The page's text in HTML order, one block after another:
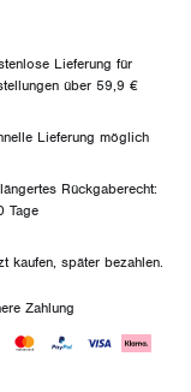
Lieferung für
über 59,9 €
Lieferung möglich
Rückgaberecht:
Tage
kaufen, später bezahlen.
Zahlung